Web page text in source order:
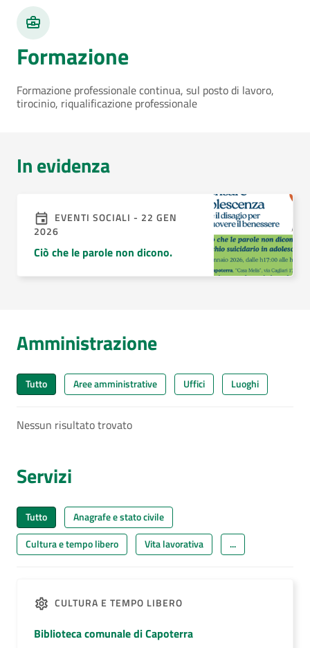
Formazione
Formazione professionale continua, sul posto di lavoro,
tirocinio, riqualificazione professionale
In evidenza
EVENTI SOCIALI - 22 GEN
2026
Ciò che le parole non dicono.
Amministrazione
Tutto Aree amministrative Uffici Luoghi
Nessun risultato trovato
Servizi
Tutto
Anagrafe e stato civile
Cultura e tempo libero
Vita lavorativa ...
CULTURA E TEMPO LIBERO
Biblioteca comunale di Capoterra